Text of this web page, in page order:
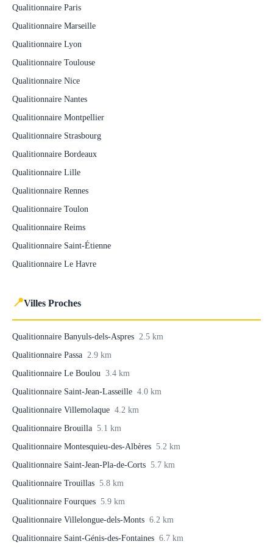
Qualitionnaire Paris
Qualitionnaire Marseille
Qualitionnaire Lyon
Qualitionnaire Toulouse
Qualitionnaire Nice
Qualitionnaire Nantes
Qualitionnaire Montpellier
Qualitionnaire Strasbourg
Qualitionnaire Bordeaux
Qualitionnaire Lille
Qualitionnaire Rennes
Qualitionnaire Toulon
Qualitionnaire Reims
Qualitionnaire Saint-Étienne
Qualitionnaire Le Havre
📍Villes Proches
Qualitionnaire Banyuls-dels-Aspres 2.5 km
Qualitionnaire Passa 2.9 km
Qualitionnaire Le Boulou 3.4 km
Qualitionnaire Saint-Jean-Lasseille 4.0 km
Qualitionnaire Villemolaque 4.2 km
Qualitionnaire Brouilla 5.1 km
Qualitionnaire Montesquieu-des-Albères 5.2 km
Qualitionnaire Saint-Jean-Pla-de-Corts 5.7 km
Qualitionnaire Trouillas 5.8 km
Qualitionnaire Fourques 5.9 km
Qualitionnaire Villelongue-dels-Monts 6.2 km
Qualitionnaire Saint-Génis-des-Fontaines 6.7 km